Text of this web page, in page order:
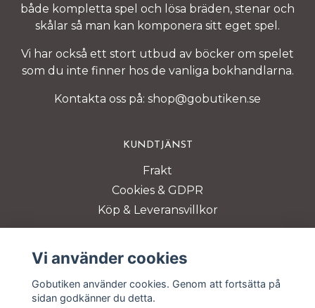
både kompletta spel och lösa bräden, stenar och
skålar så man kan komponera sitt eget spel.
Vi har också ett stort utbud av böcker om spelet
som du inte finner hos de vanliga bokhandlarna.
Kontakta oss på: shop@gobutiken.se
KUNDTJÄNST
Frakt
Cookies & GDPR
Köp & Leveransvillkor
BETALSÄTT
Vi använder cookies
Gobutiken använder cookies. Genom att fortsätta på
sidan godkänner du detta.